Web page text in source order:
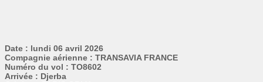
Date : lundi 06 avril 2026
Compagnie aérienne : TRANSAVIA FRANCE
Numéro du vol : TO8602
Arrivée : Djerba